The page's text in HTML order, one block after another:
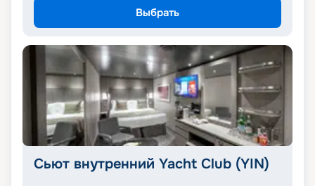
Выбрать
Сьют внутренний Yacht Club (YIN)